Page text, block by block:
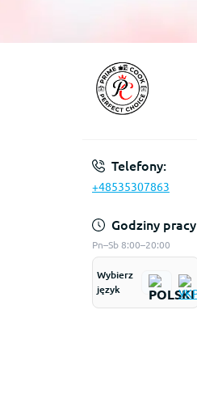
Telefony:
+48535307863
Godziny pracy
Pn–Sb 8:00–20:00
Wybierz
język